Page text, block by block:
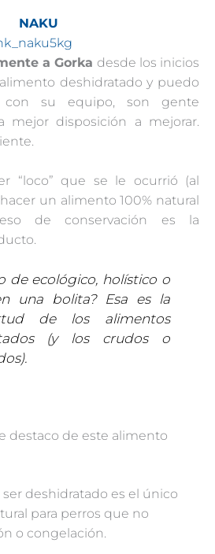
NAKU
a Gorka desde los inicios
deshidratado y puedo
su equipo, son gente
mejor disposición a mejorar.
“loco” que se le ocurrió (al
un alimento 100% natural
de conservación es la
de ecológico, holístico o
una bolita? Esa es la
de los alimentos
(y los crudos o
destaco de este alimento
ser deshidratado es el único
para perros que no
o congelación.